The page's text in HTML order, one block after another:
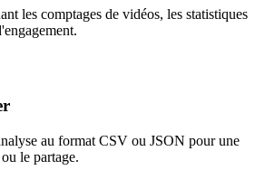
les comptages de vidéos, les statistiques
au format CSV ou JSON pour une
le partage.